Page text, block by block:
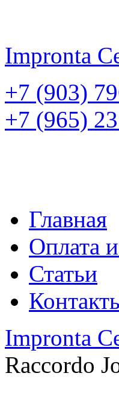
Impronta
+7 (903)
+7 (965)
Главная
Оплата
Статьи
Impronta
Raccordo